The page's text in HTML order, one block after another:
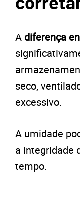
A diferença
seco,
excessivo.
A umidade
a integridade
tempo.